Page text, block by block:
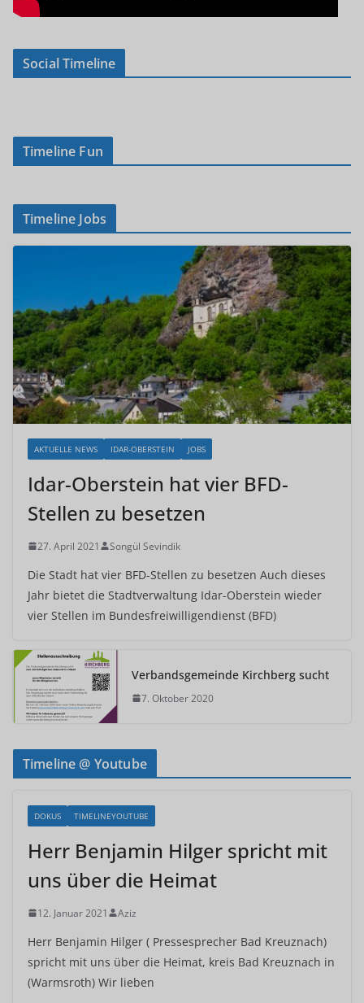
Social Timeline
Timeline Fun
Timeline Jobs
AKTUELLE NEWS IDAR-OBERSTEIN JOBS
Idar-Oberstein hat vier BFD-
Stellen zu besetzen
27. April 2021 Songül Sevindik
Die Stadt hat vier BFD-Stellen zu besetzen Auch dieses
Jahr bietet die Stadtverwaltung Idar-Oberstein wieder
vier Stellen im Bundesfreiwilligendienst (BFD)
Verbandsgemeinde Kirchberg sucht
7. Oktober 2020
Timeline @ Youtube
DOKUS TIMELINEYOUTUBE
Herr Benjamin Hilger spricht mit
uns über die Heimat
12. Januar 2021 Aziz
Herr Benjamin Hilger ( Pressesprecher Bad Kreuznach)
spricht mit uns über die Heimat, kreis Bad Kreuznach in
(Warmsroth) Wir lieben